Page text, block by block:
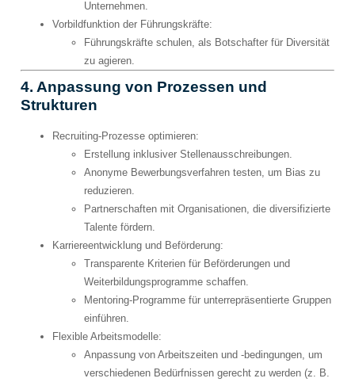
Unternehmen.
Vorbildfunktion der Führungskräfte:
Führungskräfte schulen, als Botschafter für Diversität
zu agieren.
4. Anpassung von Prozessen und
Strukturen
Recruiting-Prozesse optimieren:
Erstellung inklusiver Stellenausschreibungen.
Anonyme Bewerbungsverfahren testen, um Bias zu
reduzieren.
Partnerschaften mit Organisationen, die diversifizierte
Talente fördern.
Karriereentwicklung und Beförderung:
Transparente Kriterien für Beförderungen und
Weiterbildungsprogramme schaffen.
Mentoring-Programme für unterrepräsentierte Gruppen
einführen.
Flexible Arbeitsmodelle:
Anpassung von Arbeitszeiten und -bedingungen, um
verschiedenen Bedürfnissen gerecht zu werden (z. B.